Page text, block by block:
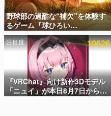
アプリセール情報
インタビュー
連載・特集一覧
殿堂入り記事
SNS拡散数が数千
ど。多くの人々に
事をまとめました。
野球部の過酷な“補欠”を体験す
るゲーム『球ひろい
Simulator』が「1件」のウィッ
シュリストをもとにチェコ語に
対応しSNSで話題に。『キング
ダム・カム』開発元やチェコの
プロ野球選手から称賛の声
注目度 10626
『VRChat』向け新作3Dモデル
「ニュイ」が本日8月7日から
BOOTHにて発売。瞳に光る星